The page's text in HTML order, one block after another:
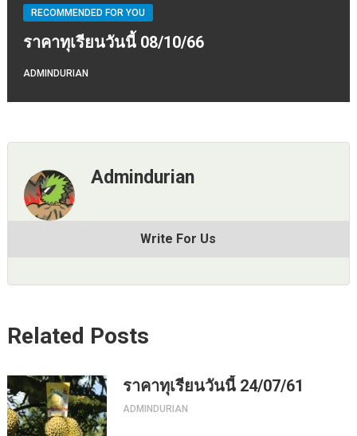
RECOMMENDED FOR YOU
ราคาทุเรียนวันนี้ 08/10/66
ADMINDURIAN
Admindurian
Write For Us
Related Posts
ราคาทุเรียนวันนี้ 24/07/61
ADMINDURIAN